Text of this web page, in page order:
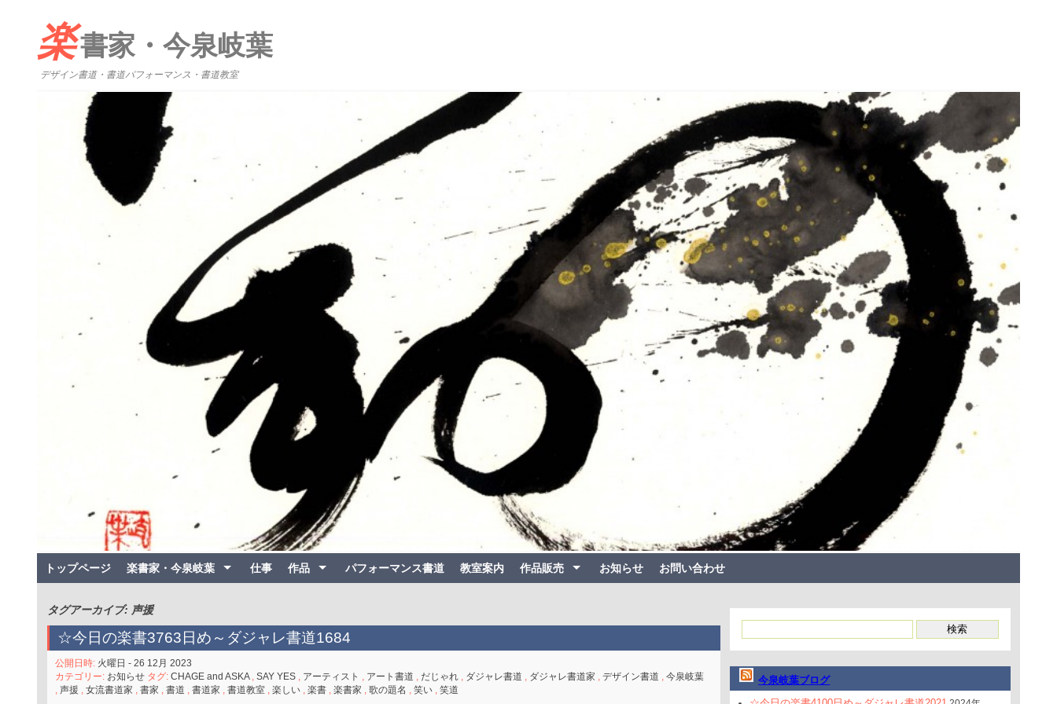
楽書家・今泉岐葉
デザイン書道・書道パフォーマンス・書道教室
トップページ 楽書家・今泉岐葉 仕事 作品 パフォーマンス書道 教室案内 作品販売 お知らせ お問い合わせ
タグアーカイブ: 声援
☆今日の楽書3763日め～ダジャレ書道1684
公開日時: 火曜日 - 26 12月 2023
カテゴリー: お知らせタグ: CHAGE and ASKA, SAY YES, アーティスト アート書道 だじゃれ, ダジャレ書道 ダジャレ書道家 デザイン書道
今泉岐葉
声援 女流書道家 書家 書道 書道家 書道教室, 楽しい, 楽書, 楽書家 歌の題名 笑い, 笑道
今泉岐葉ブログ